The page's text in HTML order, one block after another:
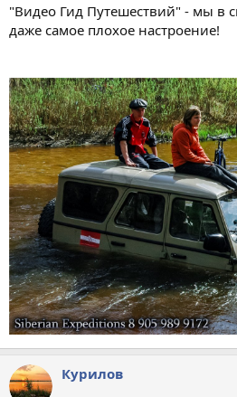
"Видео Гид Путешествий" - мы в
даже самое плохое настроение!
Курилов